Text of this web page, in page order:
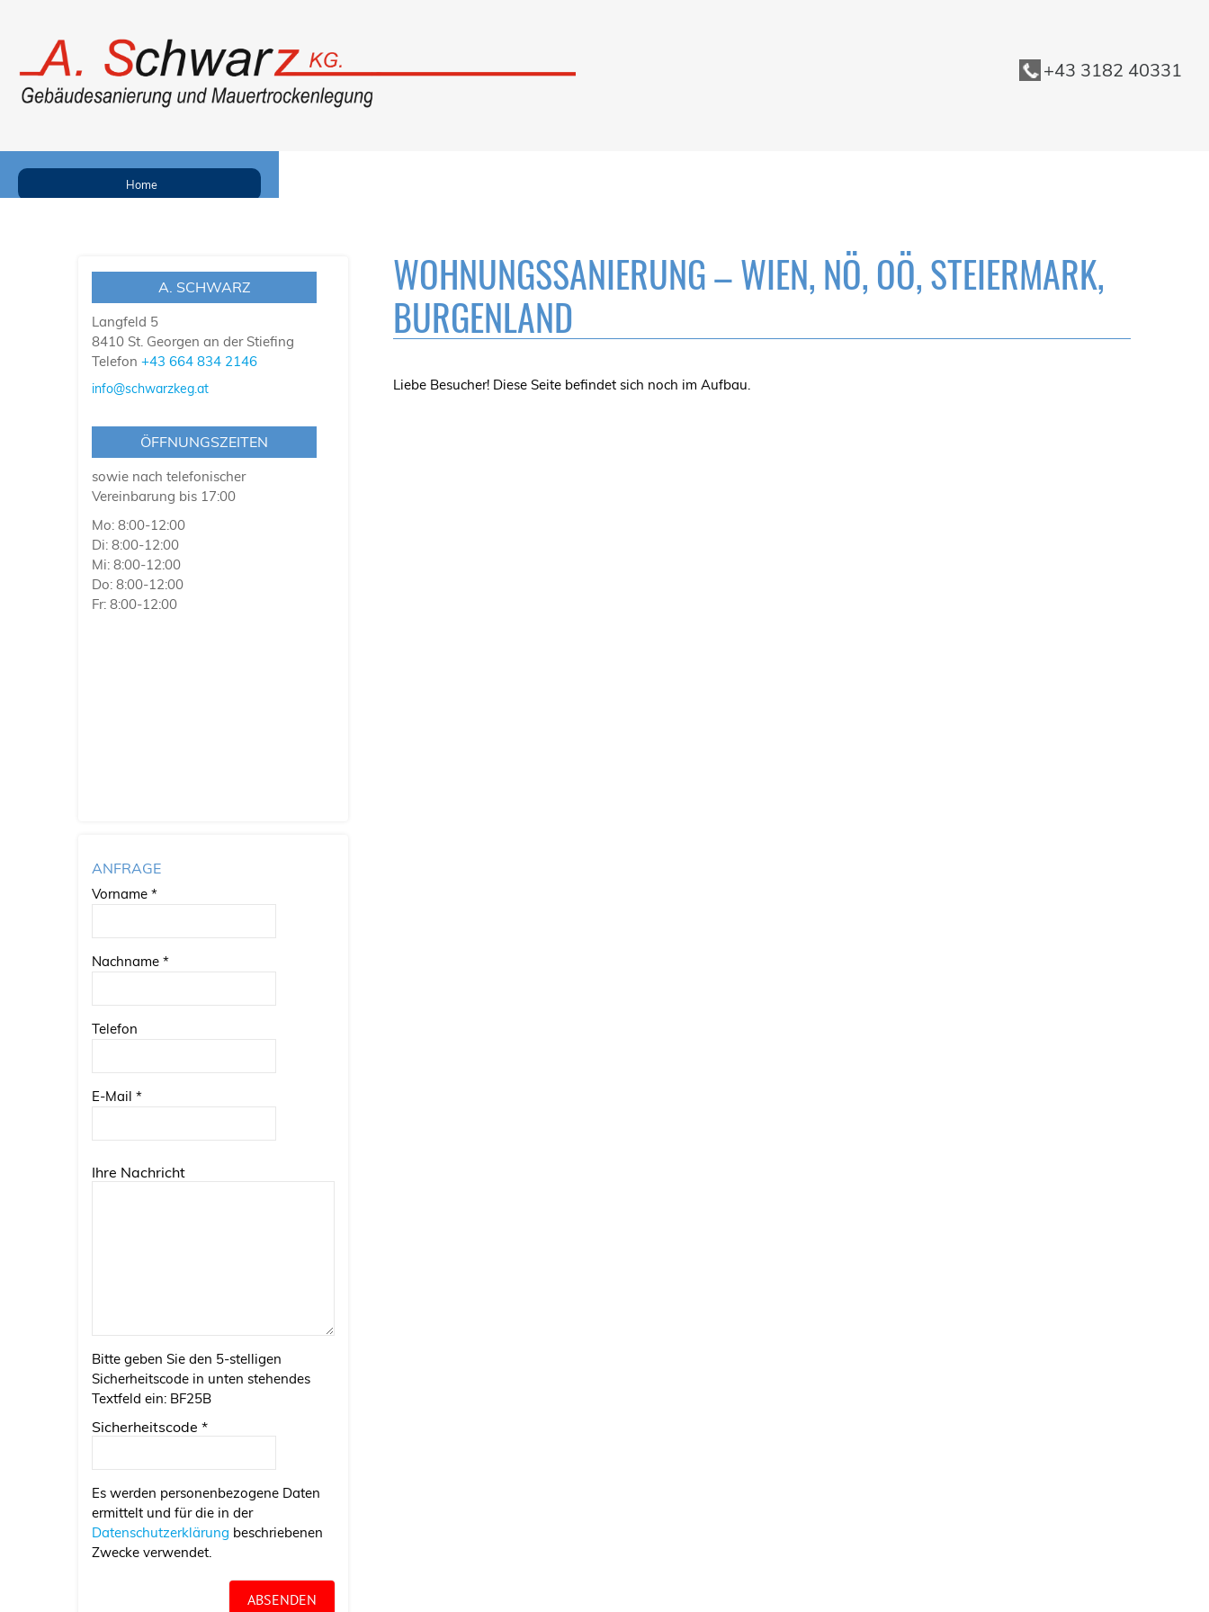
+43 3182 40331
Home
Kellersanierung
Bauentfeuchtung
Sockelsanierung
Referenzen
Kontakt
WOHNUNGSSANIERUNG – WIEN, NÖ, OÖ, STEIERMARK,
BURGENLAND
Liebe Besucher! Diese Seite befindet sich noch im Aufbau.
A. SCHWARZ
Langfeld 5
8410 St. Georgen an der Stiefing
Telefon +43 664 834 2146
info@schwarzkeg.at
ÖFFNUNGSZEITEN
sowie nach telefonischer
Vereinbarung bis 17:00
Mo: 8:00-12:00
Di: 8:00-12:00
Mi: 8:00-12:00
Do: 8:00-12:00
Fr: 8:00-12:00
ANFRAGE
Vorname *
Nachname *
Telefon
E-Mail *
Ihre Nachricht
Bitte geben Sie den 5-stelligen
Sicherheitscode in unten stehendes
Textfeld ein: BF25B
Sicherheitscode *
Es werden personenbezogene Daten
ermittelt und für die in der
Datenschutzerklärung beschriebenen
Zwecke verwendet.